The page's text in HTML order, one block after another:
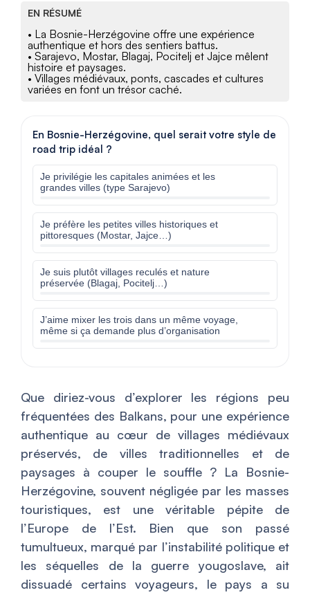
EN RÉSUMÉ
• La Bosnie-Herzégovine offre une expérience
authentique et hors des sentiers battus.
• Sarajevo, Mostar, Blagaj, Pocitelj et Jajce mêlent
histoire et paysages.
• Villages médiévaux, ponts, cascades et cultures
variées en font un trésor caché.
En Bosnie-Herzégovine, quel serait votre style de
road trip idéal ?
Je privilégie les capitales animées et les
grandes villes (type Sarajevo)
Je préfère les petites villes historiques et
pittoresques (Mostar, Jajce…)
Je suis plutôt villages reculés et nature
préservée (Blagaj, Pocitelj…)
J’aime mixer les trois dans un même voyage,
même si ça demande plus d’organisation
Que diriez-vous d’explorer les régions peu
fréquentées des Balkans, pour une expérience
authentique au cœur de villages médiévaux
préservés, de villes traditionnelles et de
paysages à couper le souffle ? La Bosnie-
Herzégovine, souvent négligée par les masses
touristiques, est une véritable pépite de
l’Europe de l’Est. Bien que son passé
tumultueux, marqué par l’instabilité politique et
les séquelles de la guerre yougoslave, ait
dissuadé certains voyageurs, le pays a su